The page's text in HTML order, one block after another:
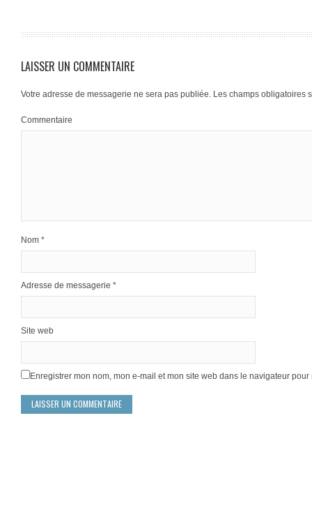
LAISSER UN COMMENTAIRE
Votre adresse de messagerie ne sera pas publiée. Les champs obligatoires
Commentaire
Nom *
Adresse de messagerie *
Site web
Enregistrer mon nom, mon e-mail et mon site web dans le navigateur